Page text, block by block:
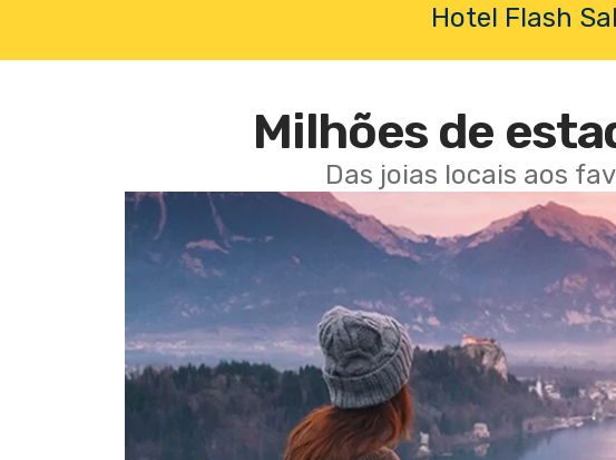
Hotel Flash
Milhões de
Das joias locais aos